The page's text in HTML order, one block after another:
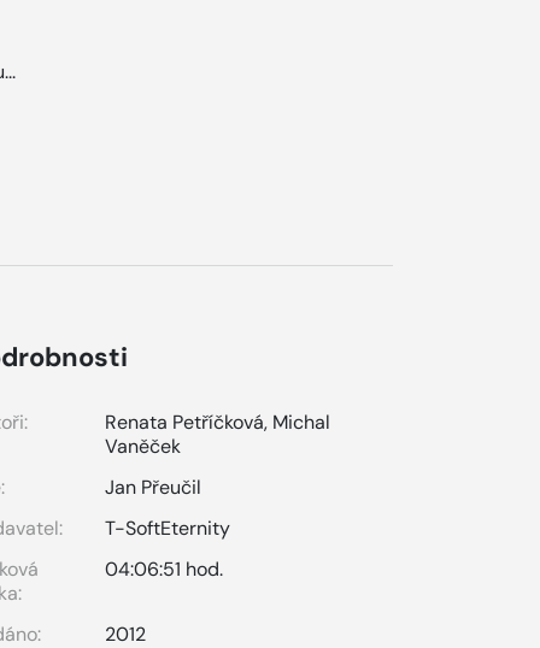
Renata Petříčková, Michal
Vaněček
Jan Přeučil
T-SoftEternity
04:06:51 hod.
2012